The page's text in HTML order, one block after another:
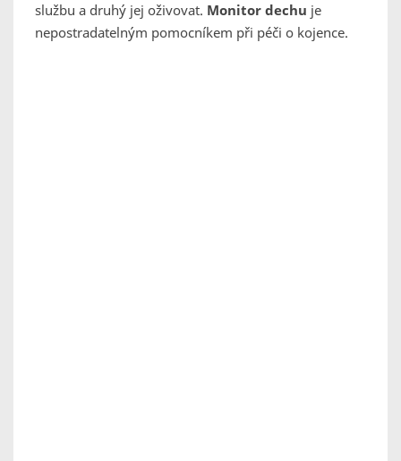
službu a druhý jej oživovat. Monitor dechu je
nepostradatelným pomocníkem při péči o kojence.